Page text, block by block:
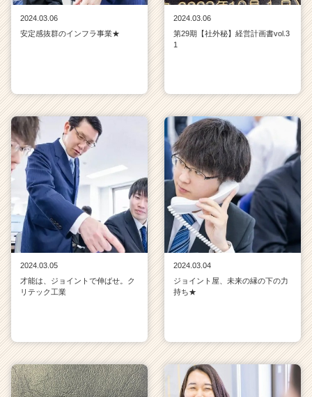
2024.03.06
安定感抜群のインフラ事業★
2024.03.06
第29期【社外秘】経営計画書vol.3
1
2024.03.05
才能は、ジョイントで伸ばせ。ク
リテック工業
2024.03.04
ジョイント屋、未来の縁の下の力
持ち★